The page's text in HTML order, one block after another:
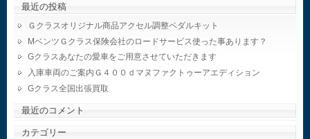
最近の投稿
Ｇクラスオリジナル商品アクセル調整ペダルキット
MベンツＧクラス保険会社のロードサービス使った事あります？
Gクラスあなたの愛車をご用意させていただきます
入庫車両のご案内Ｇ４００ｄマヌファクトゥーアエディション
Gクラス全国出張買取
最近のコメント
カテゴリー